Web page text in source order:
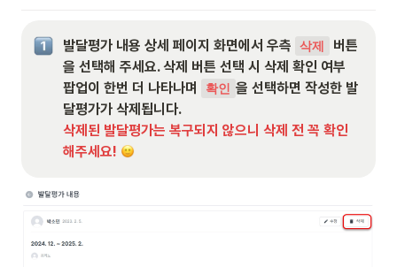
발달평가 내용 상세 페이지 화면에서 우측 삭제
버튼
을 선택해 주세요. 삭제 버튼 선택 시 삭제 확인 여부
팝업이 한번 더 나타나며
확인
을 선택하면 작성한 발
삭제된 발달평가는 복구되지 않으니 삭제 전 꼭 확인
해주세요!